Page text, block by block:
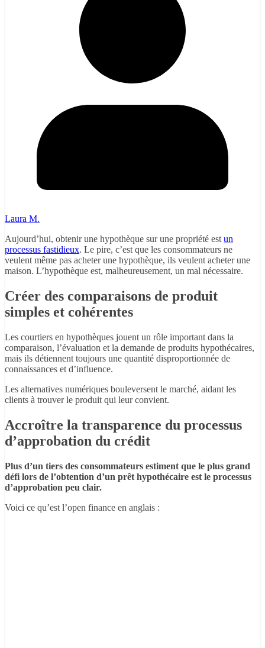
Laura M.
Aujourd’hui, obtenir une hypothèque sur une propriété est un
processus fastidieux. Le pire, c’est que les consommateurs ne
veulent même pas acheter une hypothèque, ils veulent acheter une
maison. L’hypothèque est, malheureusement, un mal nécessaire.
Créer des comparaisons de produit
simples et cohérentes
Les courtiers en hypothèques jouent un rôle important dans la
comparaison, l’évaluation et la demande de produits hypothécaires,
mais ils détiennent toujours une quantité disproportionnée de
connaissances et d’influence.
Les alternatives numériques bouleversent le marché, aidant les
clients à trouver le produit qui leur convient.
Accroître la transparence du processus
d’approbation du crédit
Plus d’un tiers des consommateurs estiment que le plus grand
défi lors de l’obtention d’un prêt hypothécaire est le processus
d’approbation peu clair.
Voici ce qu’est l’open finance en anglais :